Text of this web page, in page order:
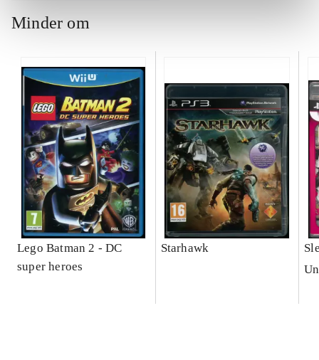
Minder om
Lego Batman 2 - DC
super heroes
Starhawk